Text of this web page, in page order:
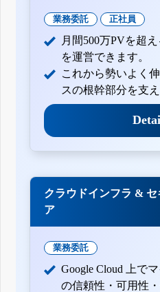
業務委託 正社員
月間500万PVを超
を運営できます。
これから勢いよく
スの根幹部分を支
クラウドインフラ &
ア
業務委託
Google Cloud 上で
の信頼性・可用性